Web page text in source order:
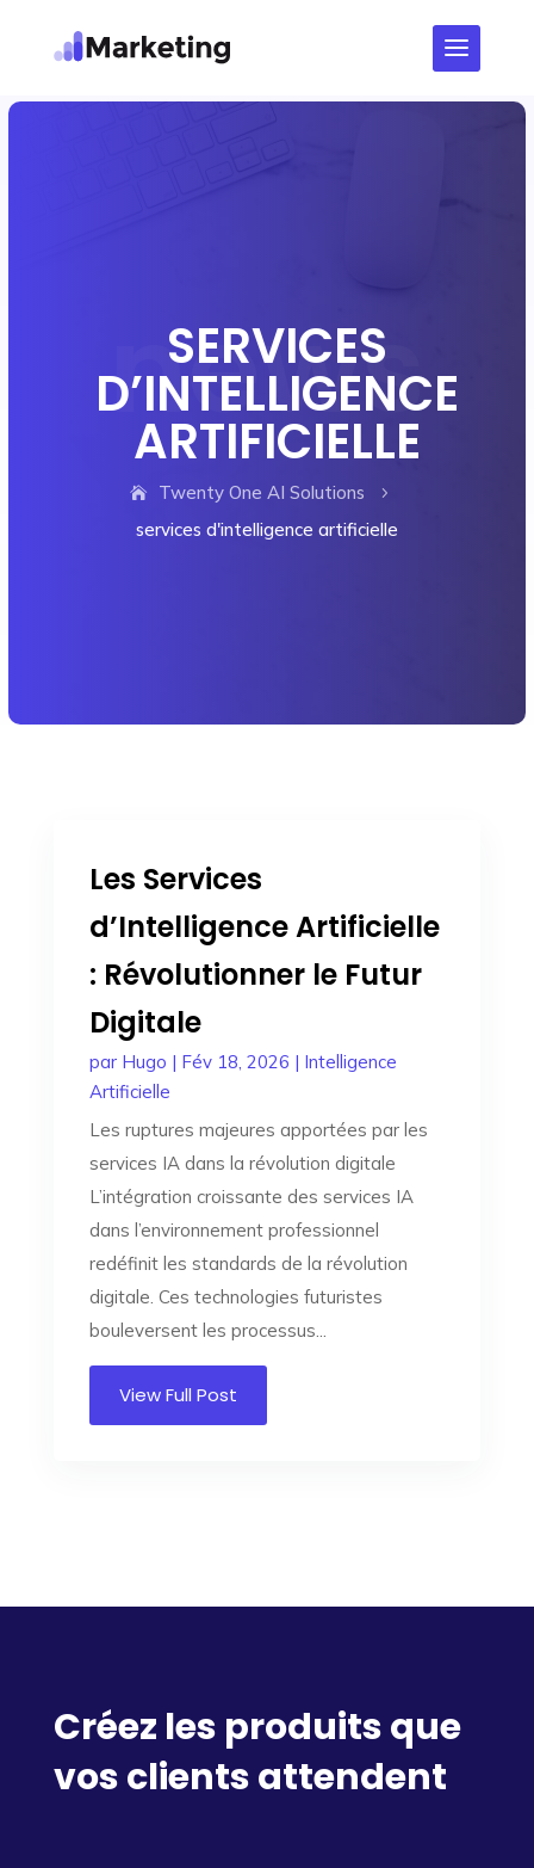
SERVICES
D’INTELLIGENCE
ARTIFICIELLE
Twenty One AI Solutions 5
services d'intelligence artificielle
Les Services
d’Intelligence Artificielle
: Révolutionner le Futur
Digitale
par Hugo | Fév 18, 2026 | Intelligence
Artificielle
Les ruptures majeures apportées par les
services IA dans la révolution digitale
L’intégration croissante des services IA
dans l’environnement professionnel
redéfinit les standards de la révolution
digitale. Ces technologies futuristes
bouleversent les processus...
View Full Post
Créez les produits que
vos clients attendent